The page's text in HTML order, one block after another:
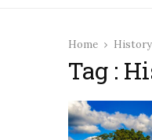
Home
Tag :